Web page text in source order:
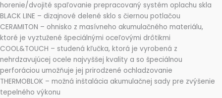
horenie/dvojité spaľovanie prepracovaný systém oplachu skla
BLACK LINE – dizajnové delené sklo s čiernou potlačou
CERAMITON – ohnisko z masívneho akumulačného materiálu,
ktoré je vyztužené špeciálnými oceľovými drôtikmi
COOL&TOUCH – studená kľučka, ktorá je vyrobená z
nehrdzavujúcej ocele najvyššej kvality a so špeciálnou
perforáciou umožňuje jej prirodzené ochladzovanie
THERMOBLOK – možná inštalácia akumulačnej sady pre zvýšenie
tepelného výkonu